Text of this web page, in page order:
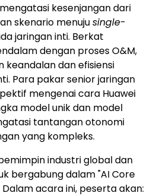
kesenjangan dari
skenario menujusingle-
jaringan inti. Berkat
dengan proses O&M,
keandalan dan efisiensi
Para pakar senior jaringan
mengenai cara Huawei
model unik dan model
tantangan otonomi
yang kompleks.
industri global dan
bergabung dalam "AI Core
Dalam acara ini, peserta akan: